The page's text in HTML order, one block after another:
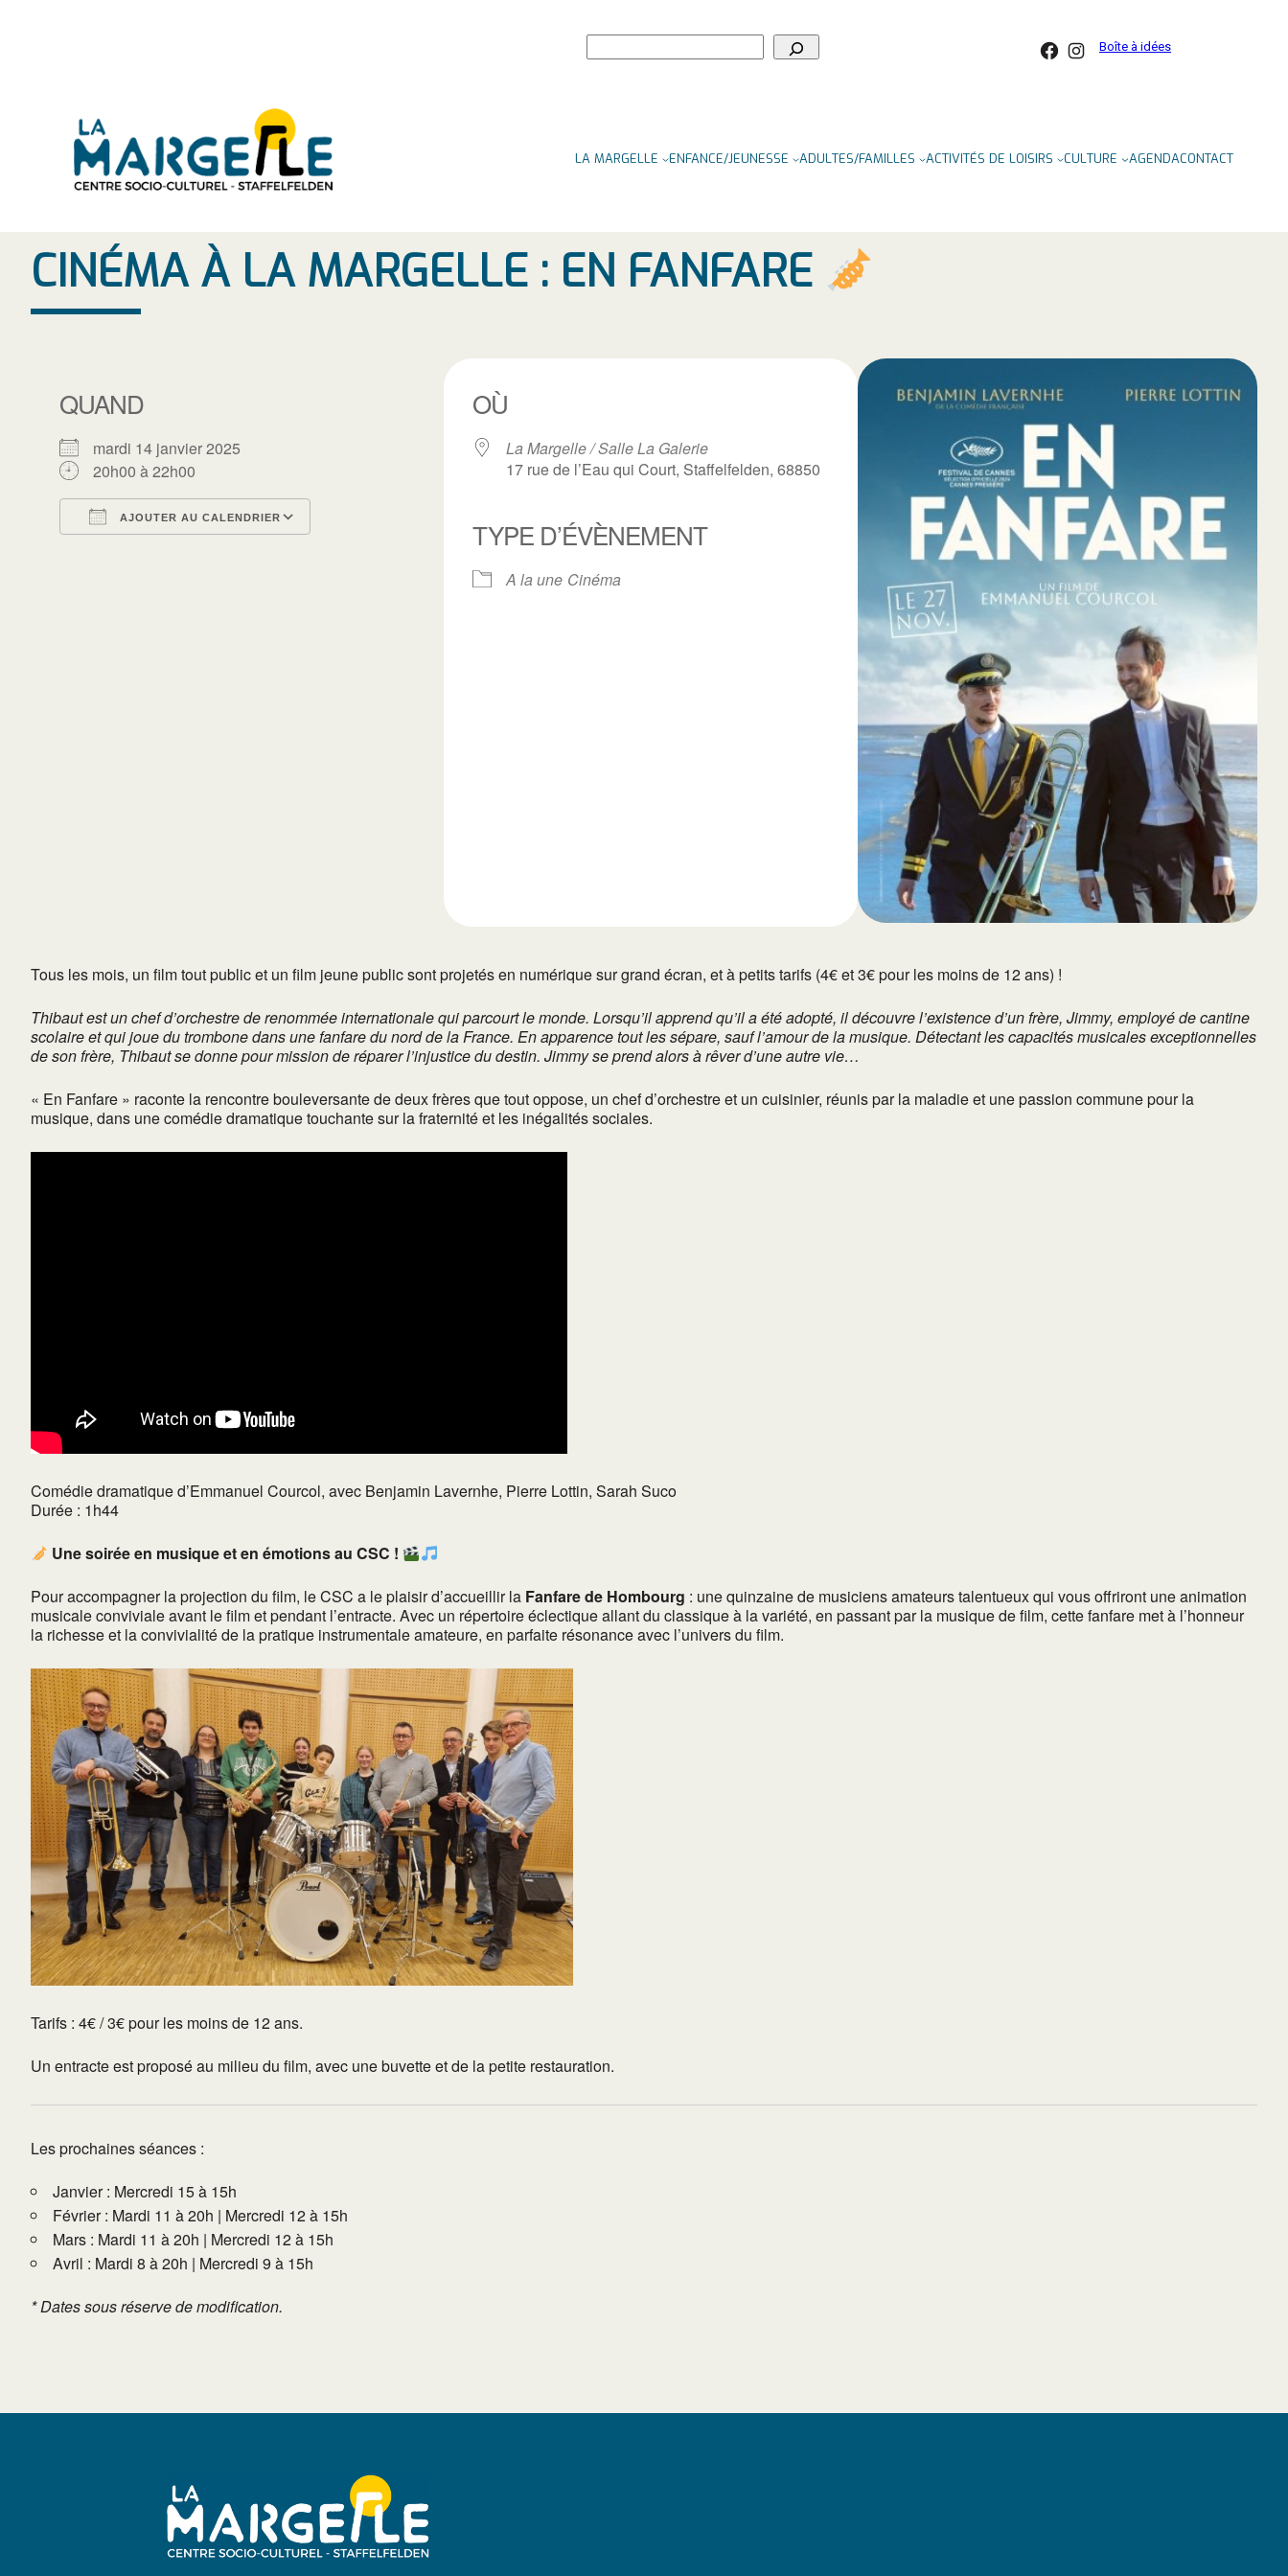
Facebook
Instagram
Boîte à idées
LA MARGELLE ENFANCE/JEUNESSE ADULTES/FAMILLES ACTIVITÉS DE LOISIRS CULTURE AGENDACONTACT
CINÉMA À LA MARGELLE : EN FANFARE
QUAND
mardi 14 janvier 2025
20h00 à 22h00
AJOUTER AU CALENDRIER
iCalendar Outlook Live
OÙ
La Margelle / Salle La Galerie
17 rue de l’Eau qui Court, Staffelfelden, 68850
TYPE D’ÉVÈNEMENT
A la une Cinéma
Tous les mois, un film tout public et un film jeune public sont projetés en numérique sur grand écran, et à petits tarifs (4€ et 3€ pour les moins de 12 ans) !
Thibaut est un chef d’orchestre de renommée internationale qui parcourt le monde. Lorsqu’il apprend qu’il a été adopté, il découvre l’existence d’un frère, Jimmy, employé de cantine
scolaire et qui joue du trombone dans une fanfare du nord de la France. En apparence tout les sépare, sauf l’amour de la musique. Détectant les capacités musicales exceptionnelles
de son frère, Thibaut se donne pour mission de réparer l’injustice du destin. Jimmy se prend alors à rêver d’une autre vie…
« En Fanfare » raconte la rencontre bouleversante de deux frères que tout oppose, un chef d’orchestre et un cuisinier, réunis par la maladie et une passion commune pour la
musique, dans une comédie dramatique touchante sur la fraternité et les inégalités sociales.
Comédie dramatique d’Emmanuel Courcol, avec Benjamin Lavernhe, Pierre Lottin, Sarah Suco
Durée : 1h44
Une soirée en musique et en émotions au CSC !
Pour accompagner la projection du film, le CSC a le plaisir d’accueillir la Fanfare de Hombourg : une quinzaine de musiciens amateurs talentueux qui vous offriront une animation
musicale conviviale avant le film et pendant l’entracte. Avec un répertoire éclectique allant du classique à la variété, en passant par la musique de film, cette fanfare met à l’honneur
la richesse et la convivialité de la pratique instrumentale amateure, en parfaite résonance avec l’univers du film.
Tarifs : 4€ / 3€ pour les moins de 12 ans.
Un entracte est proposé au milieu du film, avec une buvette et de la petite restauration.
Les prochaines séances :
Janvier : Mercredi 15 à 15h
Février : Mardi 11 à 20h | Mercredi 12 à 15h
Mars : Mardi 11 à 20h | Mercredi 12 à 15h
Avril : Mardi 8 à 20h | Mercredi 9 à 15h
* Dates sous réserve de modification.